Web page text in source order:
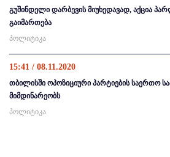
გუშინდელი დარბევის მიუხედავად, აქცია
გაიმართება
პოლიტიკა
15:41 / 08.11.2020
თბილისში ოპოზიციური პარტიების საერთო
მიმდინარეობს
პოლიტიკა